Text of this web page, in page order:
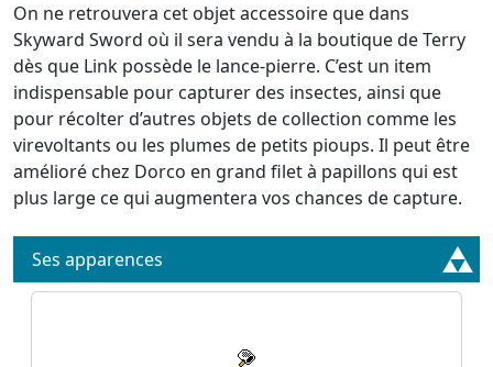
On ne retrouvera cet objet accessoire que dans
Skyward Sword où il sera vendu à la boutique de Terry
dès que Link possède le lance-pierre. C’est un item
indispensable pour capturer des insectes, ainsi que
pour récolter d’autres objets de collection comme les
virevoltants ou les plumes de petits pioups. Il peut être
amélioré chez Dorco en grand filet à papillons qui est
plus large ce qui augmentera vos chances de capture.
Ses apparences